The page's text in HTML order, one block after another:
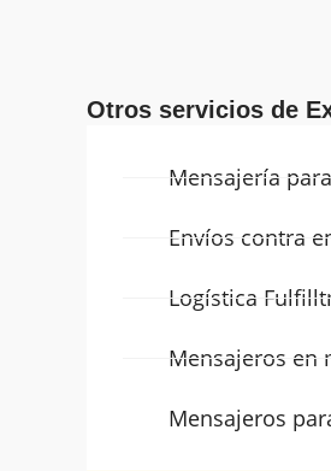
Otros servicios de
Mensajería
Envíos contra
Logística
Mensajeros en
Mensajeros